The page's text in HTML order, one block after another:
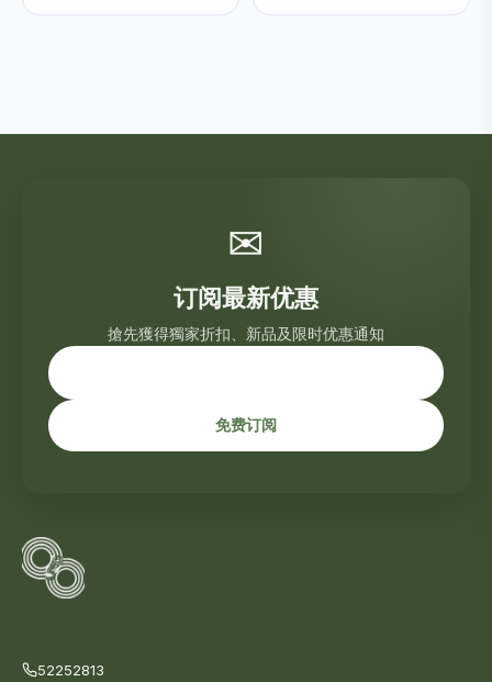
✉
订阅最新优惠
搶先獲得獨家折扣、新品及限时优惠通知
免费订阅
52252813